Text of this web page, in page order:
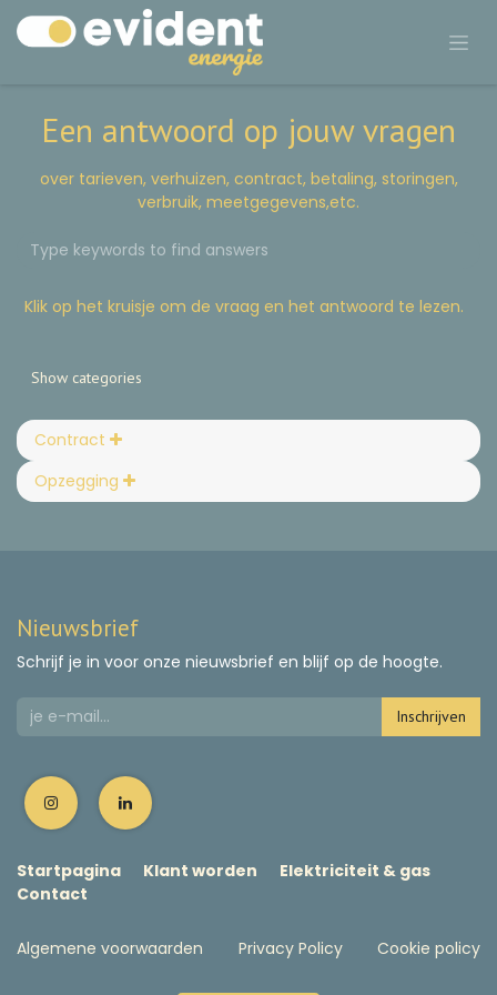
Een antwoord op jouw vragen
over tarieven, verhuizen, contract, betaling, storingen,
verbruik, meetgegevens,etc.
Klik op het kruisje om de vraag en het antwoord te lezen.
Show categories
Contract
Opzegging
Nieuwsbrief
Schrijf je in voor onze nieuwsbrief en blijf op de hoogte.
Inschrijven
Startpagina Klant worden
Elektriciteit & gas
Contact
Algemene voorwaarden Privacy Policy Cookie policy